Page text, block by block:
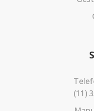
(11)